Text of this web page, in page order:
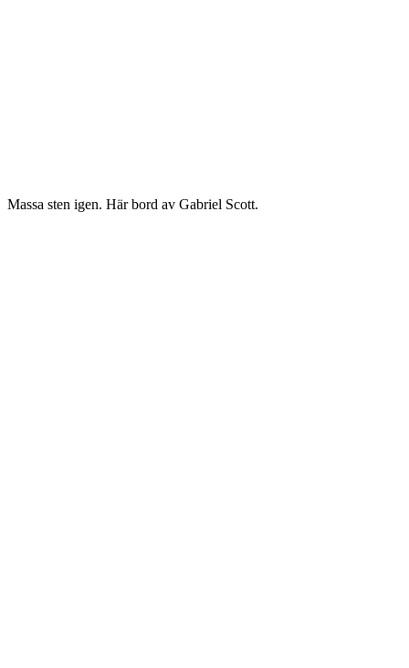
Massa sten igen. Här bord av Gabriel Scott.